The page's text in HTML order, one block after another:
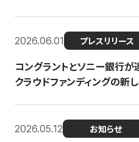
2026.06.01 プレスリリース
コングラントとソニー銀行
クラウドファンディングの新
2026.05.12 お知らせ